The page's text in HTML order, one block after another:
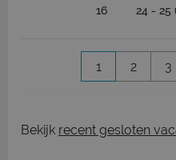
16 24 - 25
1 2 3
Bekijk recent gesloten